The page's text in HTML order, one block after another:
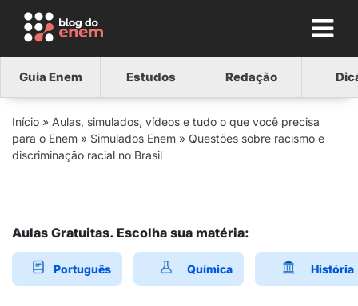
Guia Enem Estudos Redação
Início » Aulas, simulados, vídeos e tudo o que você precisa
para o Enem » Simulados Enem » Questões sobre racismo e
discriminação racial no Brasil
Aulas Gratuitas. Escolha sua matéria:
Português Química História